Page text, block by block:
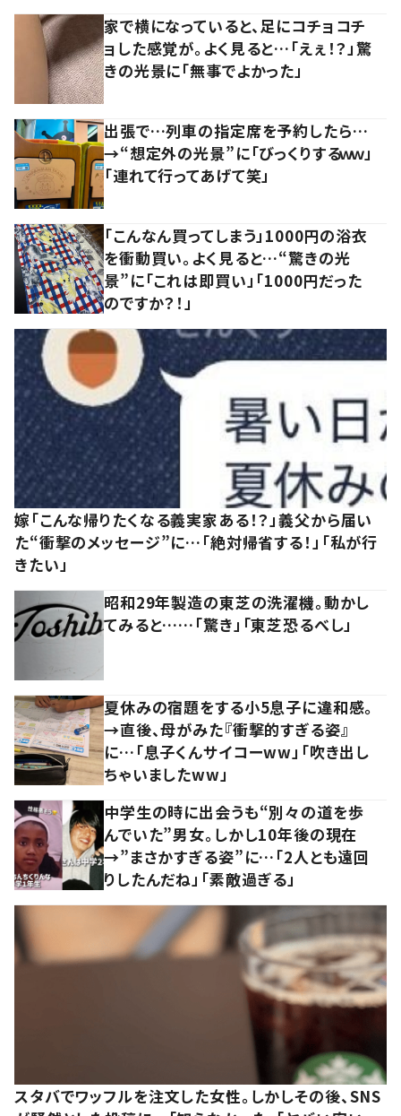
家で横になっていると、足にコチョコチ
ョした感覚が。よく見ると…「えぇ！？」驚
きの光景に「無事でよかった」
出張で…列車の指定席を予約したら…
→“想定外の光景”に「びっくりするｗｗ」
「連れて行ってあげて笑」
「こんなん買ってしまう」1000円の浴衣
を衝動買い。よく見ると…“驚きの光
景”に「これは即買い」「1000円だった
のですか？！」
嫁「こんな帰りたくなる義実家ある！？」義父から届い
た“衝撃のメッセージ”に…「絶対帰省する！」「私が行
きたい」
昭和29年製造の東芝の洗濯機。動かし
てみると……「驚き」「東芝恐るべし」
夏休みの宿題をする小5息子に違和感。
→直後、母がみた『衝撃的すぎる姿』
に…「息子くんサイコーww」「吹き出し
ちゃいましたww」
中学生の時に出会うも“別々の道を歩
んでいた”男女。しかし10年後の現在
→”まさかすぎる姿”に…「2人とも遠回
りしたんだね」「素敵過ぎる」
スタバでワッフルを注文した女性。しかしその後、SNS